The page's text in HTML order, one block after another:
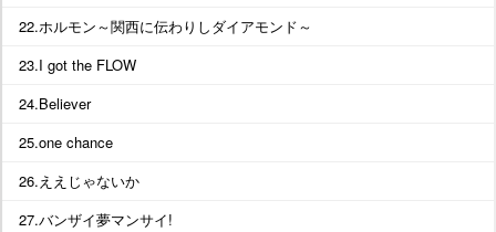
22.ホルモン～関西に伝わりしダイアモンド～
23.I got the FLOW
24.Believer
25.one chance
26.ええじゃないか
27.バンザイ夢マンサイ!